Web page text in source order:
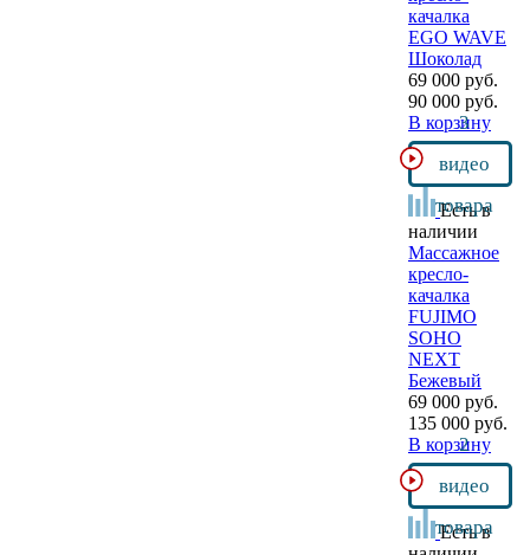
качалка
EGO WAVE
Шоколад
69 000 руб.
90 000 руб.
В корзину
3
видео
товара
Есть в
наличии
Массажное
кресло-
качалка
FUJIMO
SOHO
NEXT
Бежевый
69 000 руб.
135 000 руб.
В корзину
2
видео
товара
Есть в